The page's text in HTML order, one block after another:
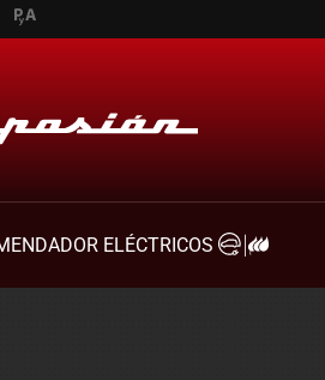
ELÉCTRICOS